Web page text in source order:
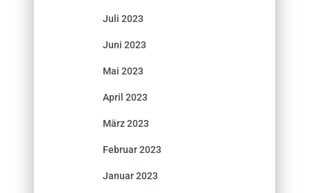
Juli 2023
Juni 2023
Mai 2023
April 2023
März 2023
Februar 2023
Januar 2023